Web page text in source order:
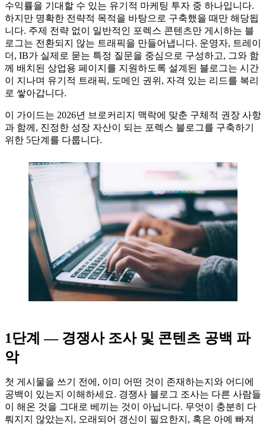
수익률을 기대할 수 있는 유기적 마케팅 투자 중 하나입니다.
하지만 명확한 전략적 목적을 바탕으로 구축했을 때만 해당됩
니다. 주제 전략 없이 일반적인 포렉스 콘텐츠만 게시하는 블
로그는 전환되지 않는 트래픽을 만들어냅니다. 운영자, 트레이
더, IB가 실제로 묻는 특정 질문을 중심으로 구성하고, 그와 함
께 배치된 상업용 페이지를 지원하도록 설계된 블로그는 시간
이 지나며 유기적 트래픽, 도메인 권위, 자격 있는 리드를 복리
로 쌓아갑니다.
이 가이드는 2026년 브로커리지 맥락에 맞춘 구체적 권장 사항
과 함께, 진정한 성장 자산이 되는 포렉스 블로그를 구축하기
위한 5단계를 다룹니다.
1단계 — 경쟁사 조사 및 콘텐츠 공백 파
악
첫 게시물을 쓰기 전에, 이미 어떤 것이 존재하는지와 어디에
공백이 있는지 이해하세요. 경쟁사 블로그 조사는 다른 사람들
이 해온 것을 그대로 베끼는 것이 아닙니다. 무엇이 충분히 다
뤄지지 않았는지, 오래되어 갱신이 필요한지, 혹은 아예 빠져